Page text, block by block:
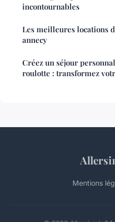
incontournables
Les meilleures locations
annecy
Créez un séjour
roulotte : transformez
Mentions